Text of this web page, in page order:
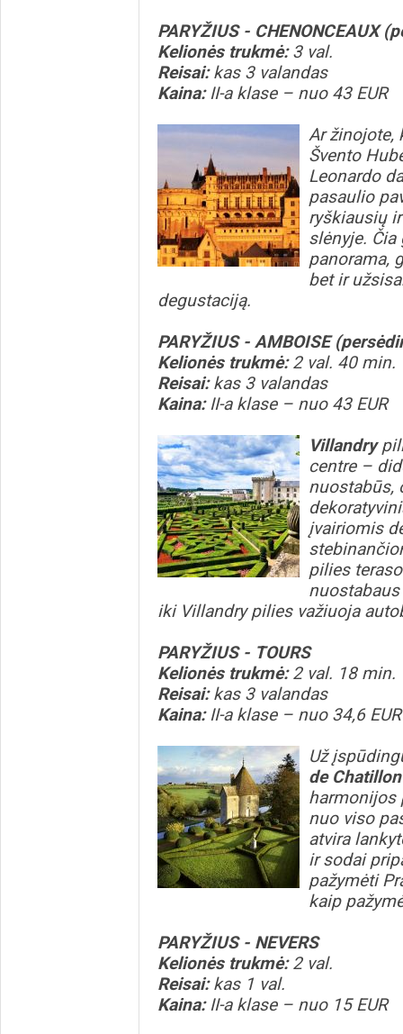
PARYŽIUS - CHENONCEAUX
Kelionės trukmė:3 val.
Reisai:kas 3 valandas
Kaina:II-a klase – nuo 43 EUR
Ar žinojote,
Švento
Leonardo
pasaulio
ryškiausių
slėnyje.
panorama,
bet ir
degustaciją.
PARYŽIUS - AMBOISE
Kelionės trukmė:2 val. 40 min.
Reisai:kas 3 valandas
Kaina:II-a klase – nuo 43 EUR
Villandry
centre –
nuostabūs,
įvairiomis
pilies
iki Villandry pilies važiuoja
PARYŽIUS - TOURS
Kelionės trukmė:2 val. 18 min.
Reisai:kas 3 valandas
Kaina:II-a klase – nuo 34,6 EUR
Už
de
harmonijos
nuo viso
atvira
ir sodai
pažymėti
kaip
PARYŽIUS - NEVERS
Kelionės trukmė:2 val.
Reisai:kas 1 val.
Kaina:II-a klase – nuo 15 EUR